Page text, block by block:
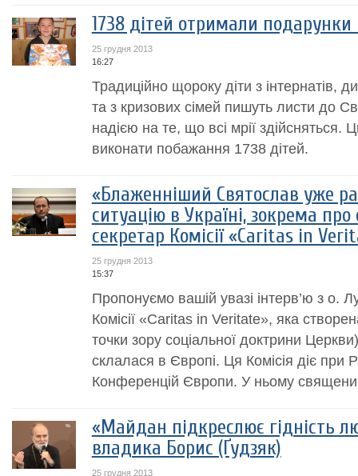
1738 дітей отримали
25 грудня 2013
16:27
Традиційно щороку діти з інтернатів,
та з кризових сімей пишуть листи до
надією на те, що всі мрії здійсняться.
виконати побажання 1738 дітей.
«Блаженніший Святослав уже
ситуацію в Україні, зокрема
секретар Комісії «Caritas in
25 грудня 2013
15:37
Пропонуємо вашій увазі інтерв’ю з о.
Комісії «Caritas in Veritate», яка
точки зору соціальної доктрини
склалася в Європі. Ця Комісія діє при
Конференцій Європи. У ньому
«Майдан підкреслює гідність
владика Борис (Ґудзяк)
25 грудня 2013